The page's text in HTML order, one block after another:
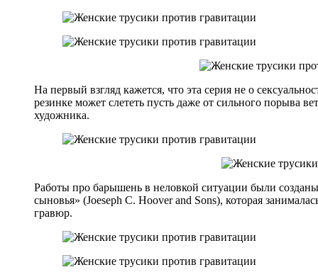
На первый взгляд кажется, что эта серия не о
резинке может слететь пусть даже от сильного порыва
художника.
Работы про барышень в неловкой ситуации были
сыновья» (Joeseph C. Hoover and Sons), которая
гравюр.